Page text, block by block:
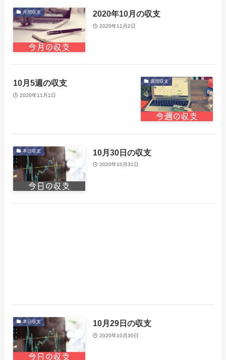
月間収支 2020年10月の収支
2020年11月2日
週間収支
10月5週の収支
2020年11月1日
本日収支 10月30日の収支
2020年10月31日
本日収支 10月29日の収支
2020年10月30日